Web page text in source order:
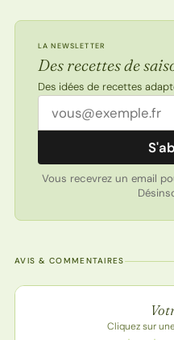
LA NEWSLETTER
Des recettes de
Des idées de recettes
Adresse email
Vous recevrez un email
AVIS & COMMENTAIRES
Note de la recette
Cliquez sur